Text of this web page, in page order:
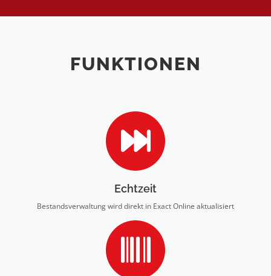
FUNKTIONEN
Echtzeit
Bestandsverwaltung wird direkt in Exact Online aktualisiert